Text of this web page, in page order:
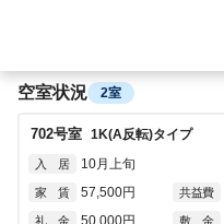
空室状況 2室
702号室 1K(A反転)タイプ
入 居 10月上旬
家 賃 57,500円 共益費
礼 金 50,000円 敷 金